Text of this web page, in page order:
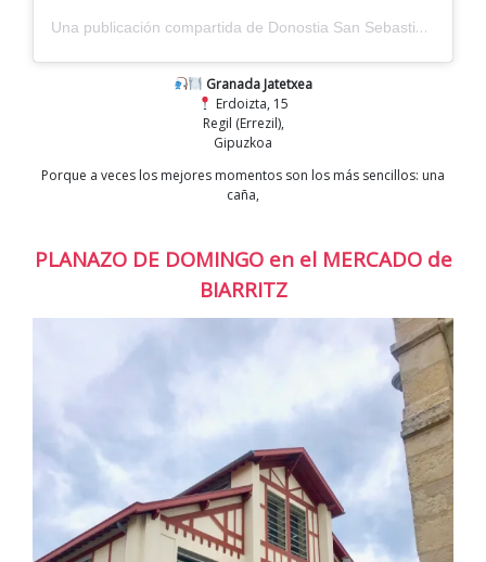
Una publicación compartida de Donostia San Sebastián (@sistersandthecity)
Granada Jatetxea
Erdoizta, 15
Regil (Errezil),
Gipuzkoa
Porque a veces los mejores momentos son los más sencillos: una
caña,
PLANAZO DE DOMINGO en el MERCADO de
BIARRITZ